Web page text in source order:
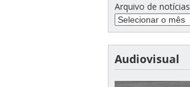
Arquivo de notícias
Audiovisual